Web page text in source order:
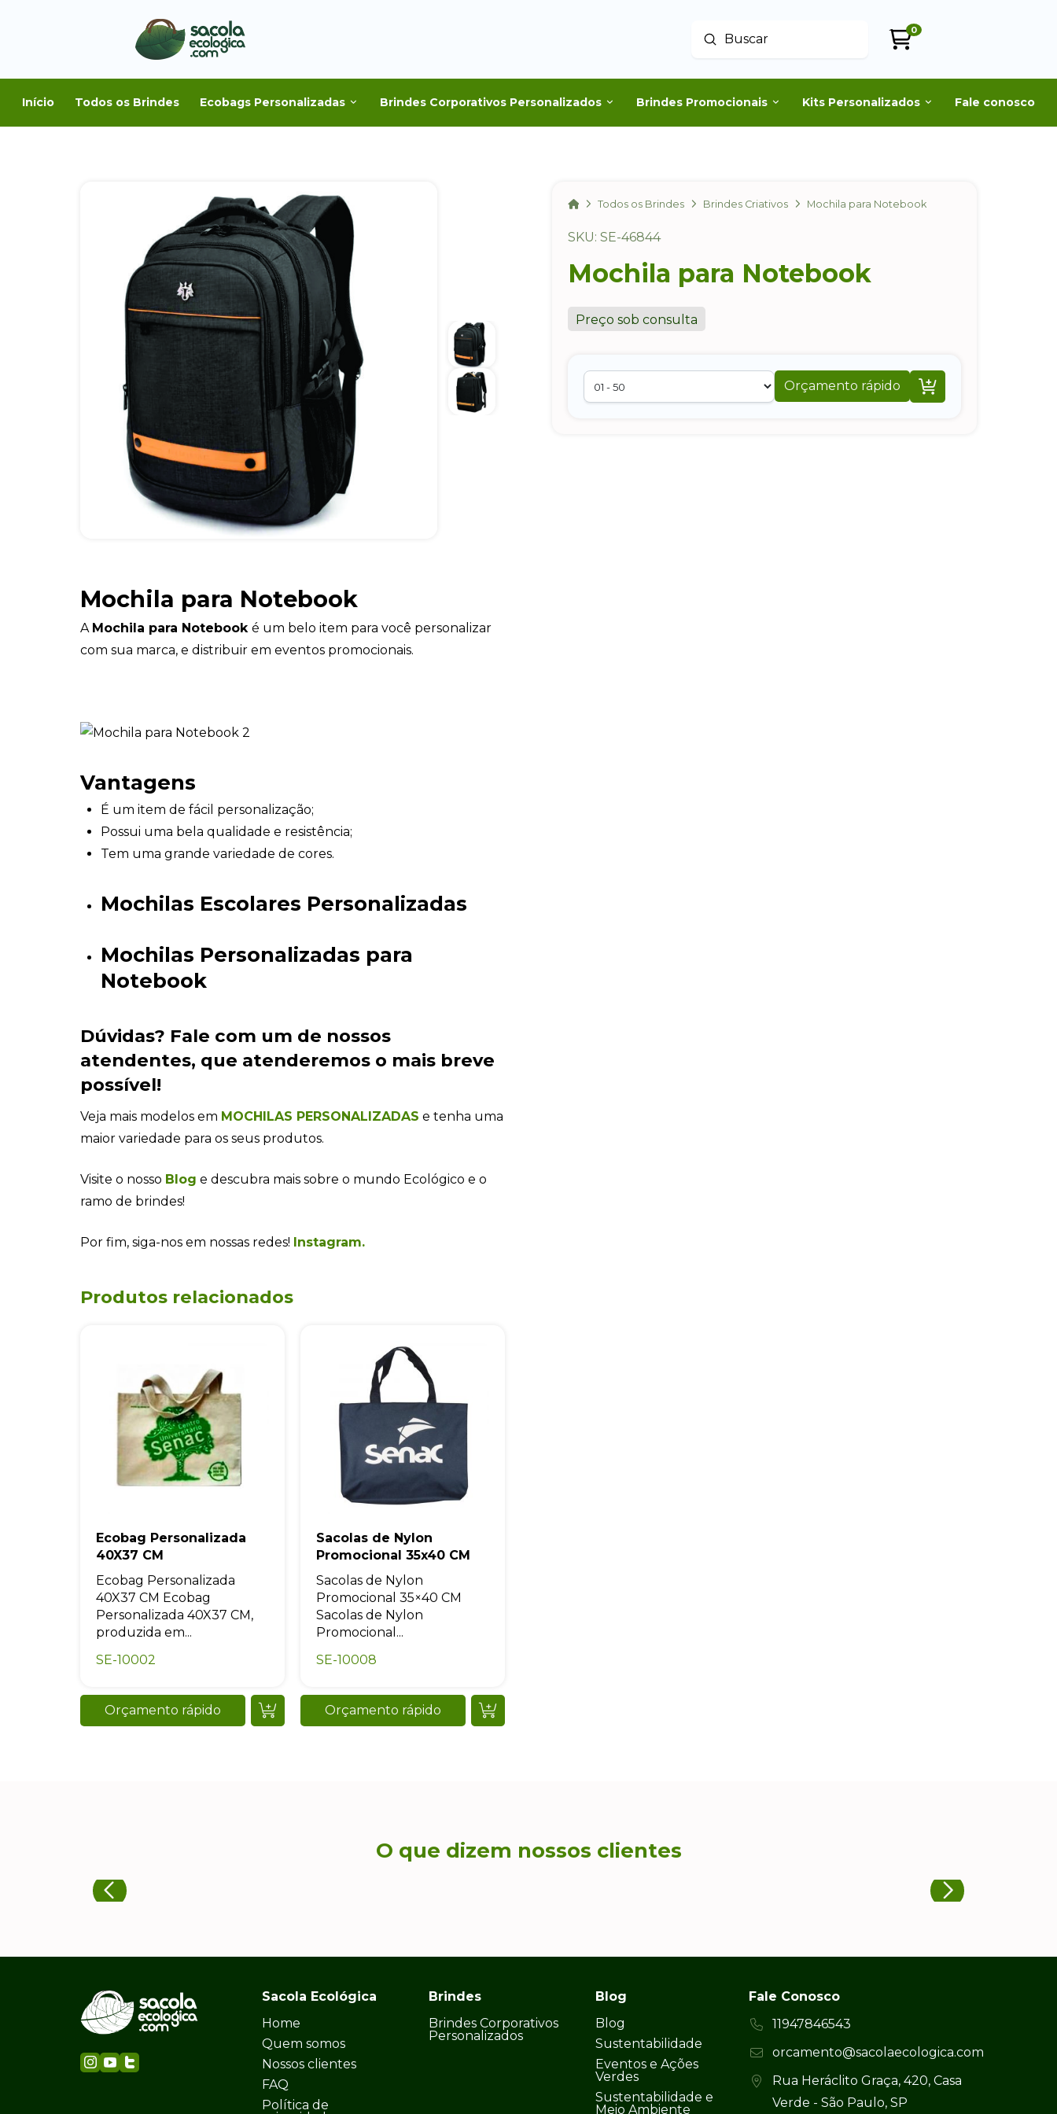
Buscar
Enviar
0
Início Todos os Brindes Ecobags Personalizadas Brindes Corporativos Personalizados Brindes Promocionais Kits Personalizados Fale conosco
HomeTodos os Brindes Brindes Criativos Mochila para Notebook
SKU: SE-46844
Mochila para Notebook
Preço sob consulta
Orçamento rápido 
Mochila para Notebook
A Mochila para Notebook é um belo item para você personalizar
com sua marca, e distribuir em eventos promocionais.
Vantagens
É um item de fácil personalização;
Possui uma bela qualidade e resistência;
Tem uma grande variedade de cores.
Mochilas Escolares Personalizadas
Mochilas Personalizadas para
Notebook
Dúvidas? Fale com um de nossos
atendentes, que atenderemos o mais breve
possível!
Veja mais modelos em MOCHILAS PERSONALIZADAS e tenha uma
maior variedade para os seus produtos.
Visite o nosso Blog e descubra mais sobre o mundo Ecológico e o
ramo de brindes!
Por fim, siga-nos em nossas redes! Instagram.
Produtos relacionados
Ecobag Personalizada
40X37 CM
Ecobag Personalizada
40X37 CM Ecobag
Personalizada 40X37 CM,
produzida em...
SE-10002
Orçamento rápido
Sacolas de Nylon
Promocional 35x40 CM
Sacolas de Nylon
Promocional 35×40 CM
Sacolas de Nylon
Promocional...
SE-10008
Orçamento rápido
O que dizem nossos clientes
Sacola Ecológica
Home
Quem somos
Nossos clientes
FAQ
Política de
Brindes
Brindes Corporativos
Personalizados
Blog
Blog
Sustentabilidade
Eventos e Ações
Verdes
Sustentabilidade e
Meio Ambiente
Fale Conosco
11947846543
orcamento@sacolaecologica.com
Rua Heráclito Graça, 420, Casa
Verde - São Paulo, SP